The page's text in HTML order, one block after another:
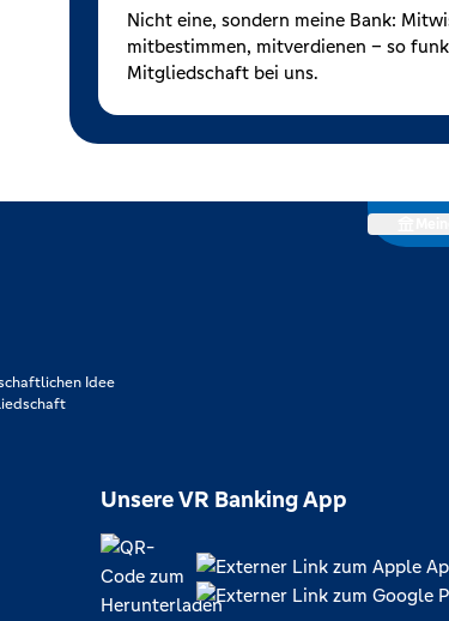
Nicht eine, sondern meine Bank:
mitbestimmen, mitverdienen – so
Mitgliedschaft bei uns.
Idee
Unsere VR Banking App